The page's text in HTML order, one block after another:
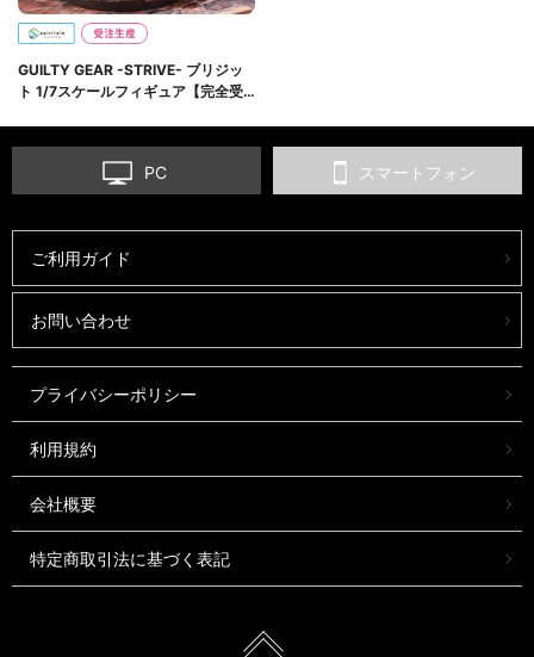
GUILTY GEAR -STRIVE- ブリジッ
ト 1/7スケールフィギュア【完全受
PC スマートフォン
ご利用ガイド
お問い合わせ
プライバシーポリシー
利用規約
会社概要
特定商取引法に基づく表記